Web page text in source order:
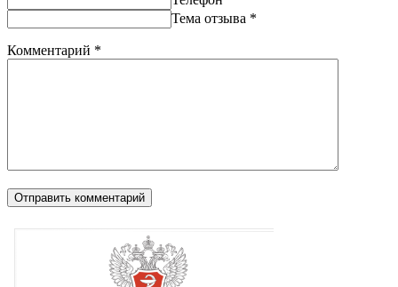
Тема отзыва *
Комментарий *